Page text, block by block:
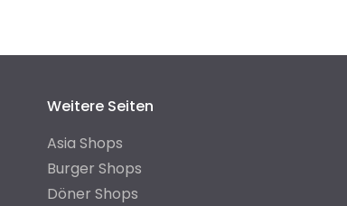
Weitere Seiten
Asia Shops
Burger Shops
Döner Shops